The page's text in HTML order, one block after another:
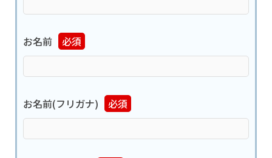
必須
お名前
必須
お名前(フリガナ)